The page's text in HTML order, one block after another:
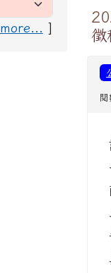
more... ]
徵